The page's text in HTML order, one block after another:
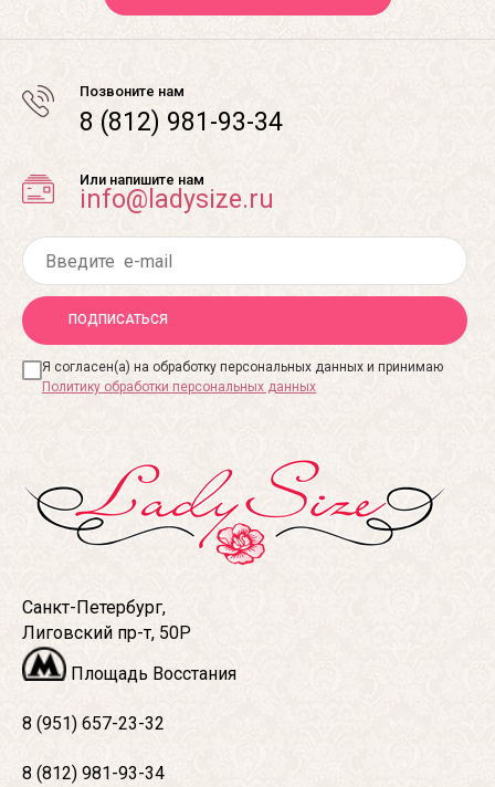
Позвоните нам
8 (812) 981-93-34
Или напишите нам
info@ladysize.ru
ПОДПИСАТЬСЯ
Я согласен(а) на обработку персональных данных и принимаю
Политику обработки персональных данных
Санкт-Петербург,
Лиговский пр-т, 50Р
Площадь Восстания
8 (951) 657-23-32
8 (812) 981-93-34